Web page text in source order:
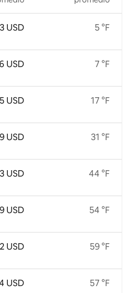
USD
USD
USD
USD
USD
USD
USD
USD
5 °F
7 °F
17 °F
31 °F
44 °F
54 °F
59 °F
57 °F